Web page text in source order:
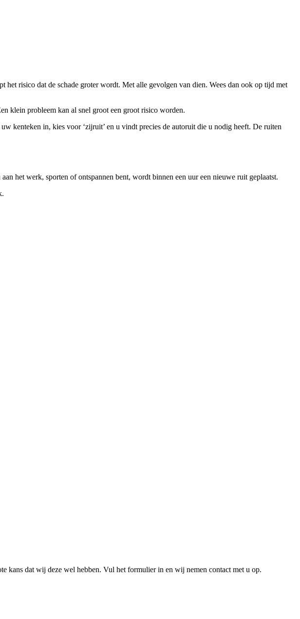
risico dat de schade groter wordt. Met alle gevolgen van dien. Wees dan ook op tijd met
klein probleem kan al snel groot een groot risico worden.
kenteken in, kies voor ‘zijruit’ en u vindt precies de autoruit die u nodig heeft. De ruiten
het werk, sporten of ontspannen bent, wordt binnen een uur een nieuwe ruit geplaatst.
kans dat wij deze wel hebben. Vul het formulier in en wij nemen contact met u op.